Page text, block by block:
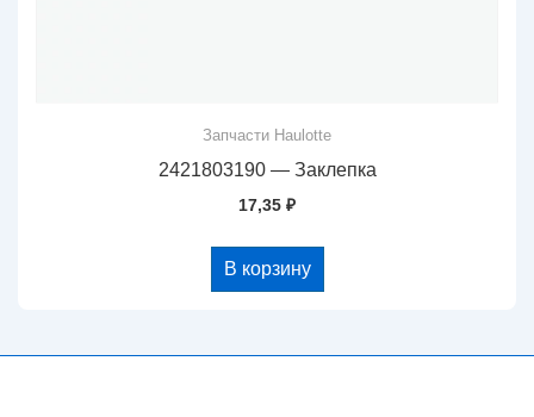
Запчасти Haulotte
2421803190 — Заклепка
17,35 ₽
В корзину